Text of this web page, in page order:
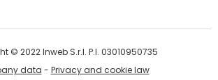
© 2022 Inweb S.r.l. P.I. 03010950735
data - Privacy and cookie law